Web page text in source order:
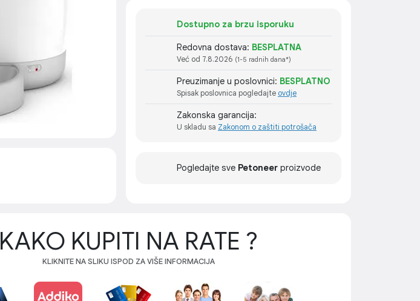
Dostupno za brzu isporuku
Redovna dostava: BESPLATNA
Već od 7.8.2026 (1-5 radnih dana*)
Preuzimanje u poslovnici: BESPLATNO
Spisak poslovnica pogledajte ovdje
Zakonska garancija:
U skladu sa Zakonom o zaštiti potrošača
Pogledajte sve Petoneer proizvode
KAKO KUPITI NA RATE ?
KLIKNITE NA SLIKU ISPOD ZA VIŠE INFORMACIJA